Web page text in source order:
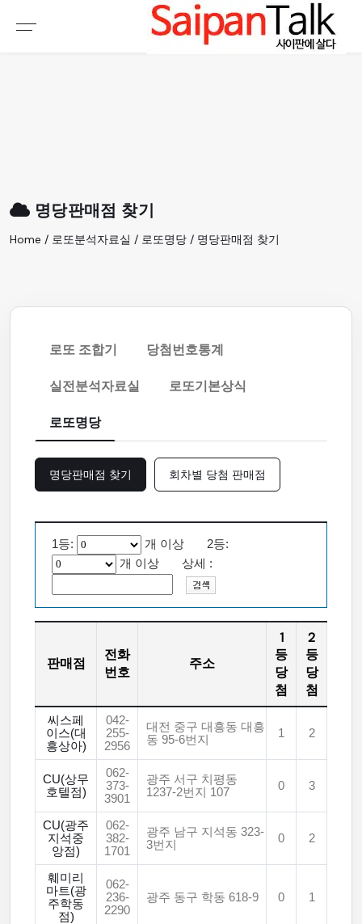
명당판매점 찾기
Home / 로또분석자료실 / 로또명당 / 명당판매점 찾기
로또 조합기
당첨번호통계
실전분석자료실
로또기본상식
로또명당
명당판매점 찾기 회차별 당첨 판매점
1등:
개 이상 2등:
개 이상 상세 :
판매점
전화
번호
주소
1
등
당
첨
2
등
당
첨
씨스페
이스(대
흥상아)
042-
255-
2956
대전 중구 대흥동 대흥
동 95-6번지
1 2
CU(상무
호텔점)
062-
373-
3901
광주 서구 치평동
1237-2번지 107
0 3
CU(광주
지석중
앙점)
062-
382-
1701
광주 남구 지석동 323-
3번지
0 2
훼미리
마트(광
주학동
점)
062-
236-
2290
광주 동구 학동 618-9 0 1
여행정보
생활정보
갤러리 & 동영상